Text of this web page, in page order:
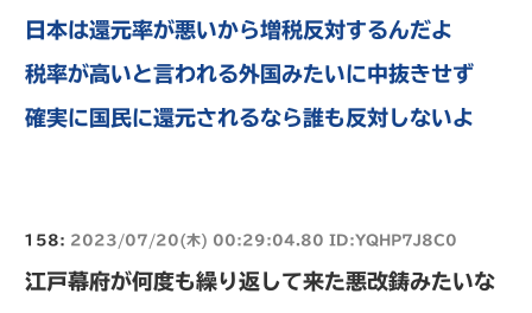
日本は還元率が悪いから増税反対するんだよ
税率が高いと言われる外国みたいに中抜きせず
確実に国民に還元されるなら誰も反対しないよ
158: 2023/07/20(木) 00:29:04.80 ID:YQHP7J8C0
江戸幕府が何度も繰り返して来た悪改鋳みたいな